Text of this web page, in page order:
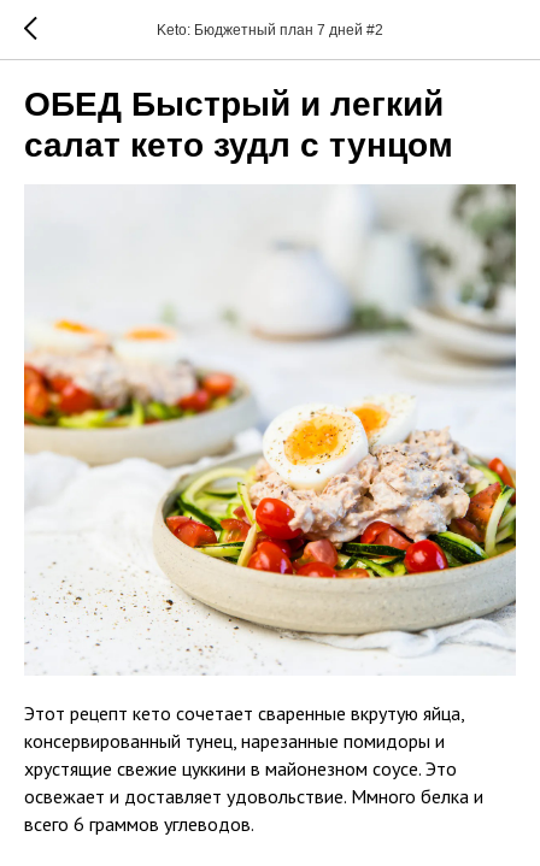
Keto: Бюджетный план 7 дней #2
ОБЕД Быстрый и легкий
салат кето зудл с тунцом
Этот рецепт кето сочетает сваренные вкрутую яйца,
консервированный тунец, нарезанные помидоры и
хрустящие свежие цуккини в майонезном соусе. Это
освежает и доставляет удовольствие. Ммного белка и
всего 6 граммов углеводов.